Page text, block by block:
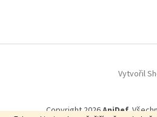
a
p
k
a
Vytvořil
Copyright 2026AniDef.